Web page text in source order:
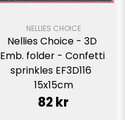
NELLIES CHOICE
Nellies Choice - 3D
Emb. folder - Confetti
sprinkles EF3D116
15x15cm
82 kr